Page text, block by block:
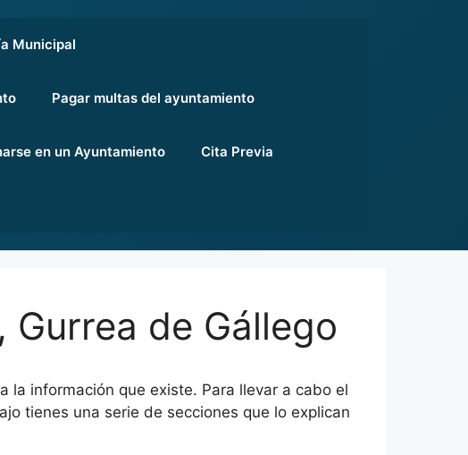
Municipal
Pagar multas del ayuntamiento
en un Ayuntamiento Cita Previa
de Gállego
la información que existe. Para llevar a cabo el
tienes una serie de secciones que lo explican